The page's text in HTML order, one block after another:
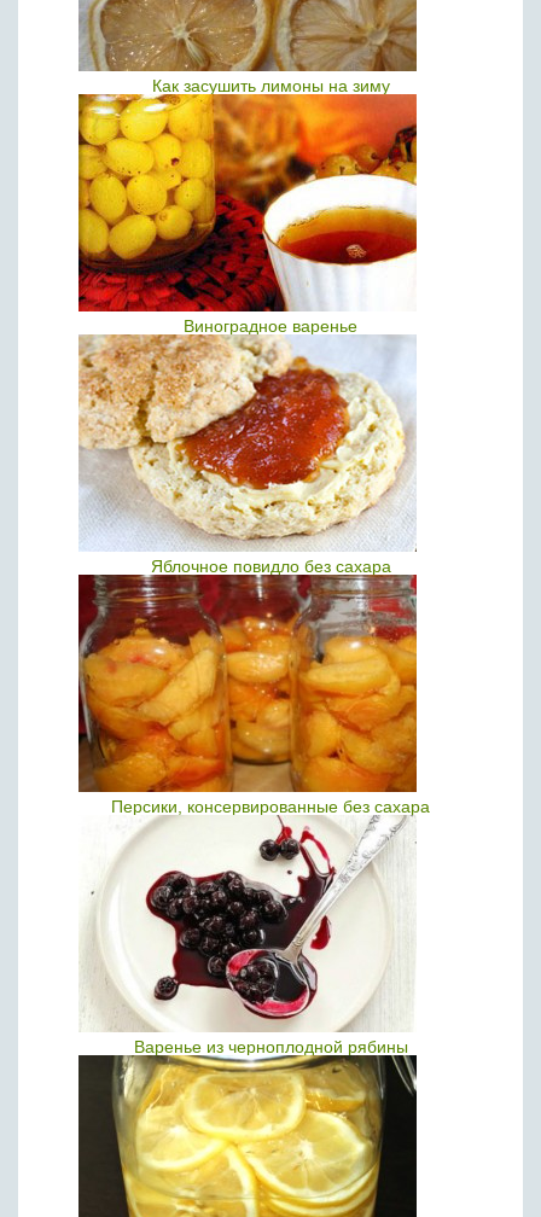
Как засушить лимоны на зиму
Виноградное варенье
Яблочное повидло без сахара
Персики, консервированные без сахара
Варенье из черноплодной рябины